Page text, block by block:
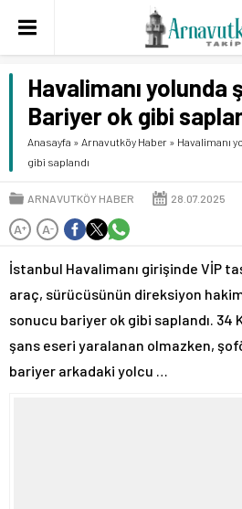
Havalimanı yolunda
Bariyer ok gibi
Anasayfa » Arnavutköy Haber » Havalimanı
gibi saplandı
ARNAVUTKÖY HABER 28.07.2025
A+ A-
İstanbul Havalimanı girişinde VİP
araç, sürücüsünün direksiyon
sonucu bariyer ok gibi saplandı. 34
şans eseri yaralanan olmazken,
bariyer arkadaki yolcu …